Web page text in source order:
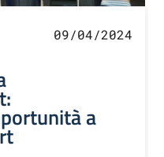
09/04/2024
a